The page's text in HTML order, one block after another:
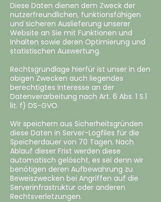
Diese Daten dienen dem Zweck der
nutzerfreundlichen, funktionsfähigen
und sicheren Auslieferung unserer
Website an Sie mit Funktionen und
Inhalten sowie deren Optimierung und
statistischen Auswertung.
Rechtsgrundlage hierfür ist unser in den
obigen Zwecken auch liegendes
berechtigtes Interesse an der
Datenverarbeitung nach Art. 6 Abs. 1 S.1
lit. f) DS-GVO.
Wir speichern aus Sicherheitsgründen
diese Daten in Server-Logfiles für die
Speicherdauer von 70 Tagen. Nach
Ablauf dieser Frist werden diese
automatisch gelöscht, es sei denn wir
benötigen deren Aufbewahrung zu
Beweiszwecken bei Angriffen auf die
Serverinfrastruktur oder anderen
Rechtsverletzungen.